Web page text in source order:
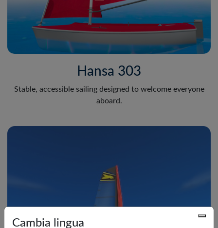
Hansa 303
Stable, accessible sailing designed to welcome everyone
aboard.
Cambia lingua